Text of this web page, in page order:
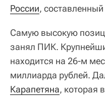
России,
Самую высокую
занял ПИК.
находится на 26-м
миллиарда рублей.
Карапетяна, которая